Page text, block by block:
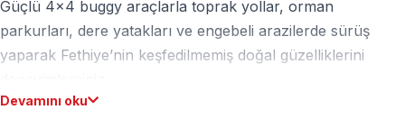
Güçlü 4x4 buggy araçlarla toprak yollar, orman
parkurları, dere yatakları ve engebeli arazilerde sürüş
yaparak Fethiye’nin keşfedilmemiş doğal güzelliklerini
Devamını oku